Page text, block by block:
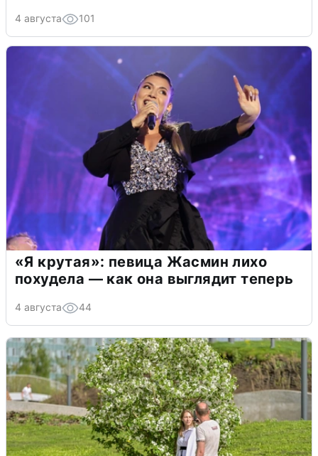
4 августа 101
«Я крутая»: певица Жасмин лихо
похудела — как она выглядит теперь
4 августа 44